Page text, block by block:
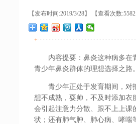
【发布时间:2019/3/28】 【查看次数
+
内容提要：鼻炎这种病多在
青少年鼻炎群体的理想选择之路
青少年正处于发育期间，对
想不成熟，耍帅，不及时添加衣
会引起注意力分散、跟不上上课
状；还有肺气肿、肺心病、哮喘